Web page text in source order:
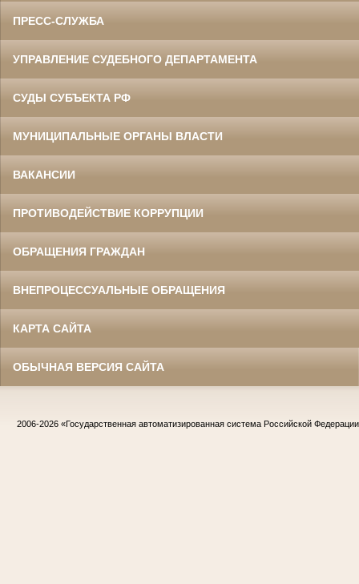
ПРЕСС-СЛУЖБА
УПРАВЛЕНИЕ СУДЕБНОГО ДЕПАРТАМЕНТА
СУДЫ СУБЪЕКТА РФ
МУНИЦИПАЛЬНЫЕ ОРГАНЫ ВЛАСТИ
ВАКАНСИИ
ПРОТИВОДЕЙСТВИЕ КОРРУПЦИИ
ОБРАЩЕНИЯ ГРАЖДАН
ВНЕПРОЦЕССУАЛЬНЫЕ ОБРАЩЕНИЯ
КАРТА САЙТА
ОБЫЧНАЯ ВЕРСИЯ САЙТА
2006-2026 «Государственная автоматизированная система Российской